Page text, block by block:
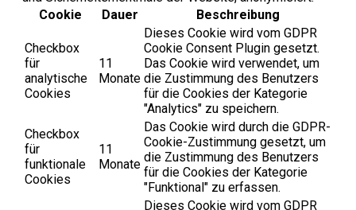
Cookie
Dauer Beschreibung
Checkbox
für
analytische
Cookies
11
Monate
Dieses Cookie wird vom GDPR
Cookie Consent Plugin gesetzt.
Das Cookie wird verwendet, um
die Zustimmung des Benutzers
für die Cookies der Kategorie
"Analytics" zu speichern.
Checkbox
für
funktionale
Cookies
11
Monate
Das Cookie wird durch die GDPR-
Cookie-Zustimmung gesetzt, um
die Zustimmung des Benutzers
für die Cookies der Kategorie
"Funktional" zu erfassen.
Dieses Cookie wird vom GDPR